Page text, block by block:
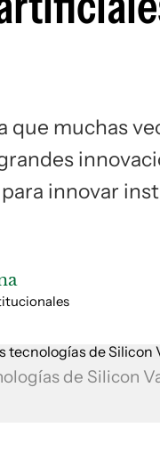
muchas
innovar
de Silicon